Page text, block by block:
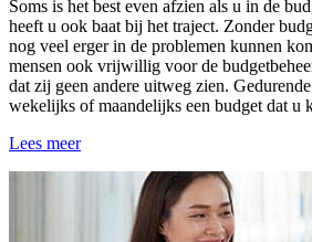
Soms is het best even afzien als u in de
heeft u ook baat bij het traject. Zonder
nog veel erger in de problemen kunnen
mensen ook vrijwillig voor de
dat zij geen andere uitweg zien.
wekelijks of maandelijks een budget dat u
Lees meer